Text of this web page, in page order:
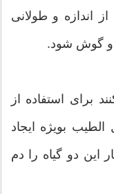
و طولانی
و گوش شود.
برای استفاده از
بویژه ایجاد
و نشاط حداقل هفته ای ۳ بار این دو گیاه را دم